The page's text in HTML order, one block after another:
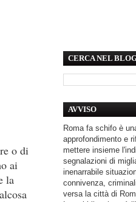
o di
ai
la
CERCA NEL
AVVISO
Roma fa schifo è
approfondimento e
mettere insieme
segnalazioni di
inenarrabile
connivenza,
versa la città di